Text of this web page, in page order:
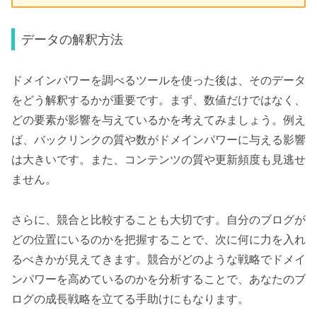
データの解釈方法
ドメインパワーを調べるツールを使った後は、そのデータ
をどう解釈するかが重要です。まず、数値だけではなく、
どの要素が影響を与えているかを考えてみましょう。例え
ば、バックリンクの質や数がドメインパワーに与える影響
は大きいです。また、コンテンツの質や更新頻度も見逃せ
ません。
さらに、競合と比較することも大切です。自分のブログが
どの位置にいるのかを把握することで、次に何に力を入れ
るべきかが見えてきます。競合がどのような戦略でドメイ
ンパワーを高めているのかを分析することで、あなたのブ
ログの成長戦略を立てる手助けにもなります。